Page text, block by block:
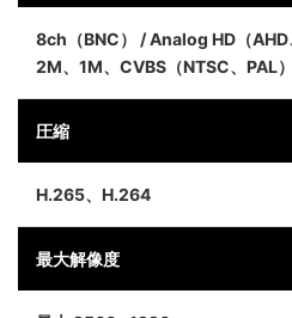
8ch（BNC） / Analog HD（
2M、1M、CVBS（NTSC、PAL）
圧縮
H.265、H.264
最大解像度